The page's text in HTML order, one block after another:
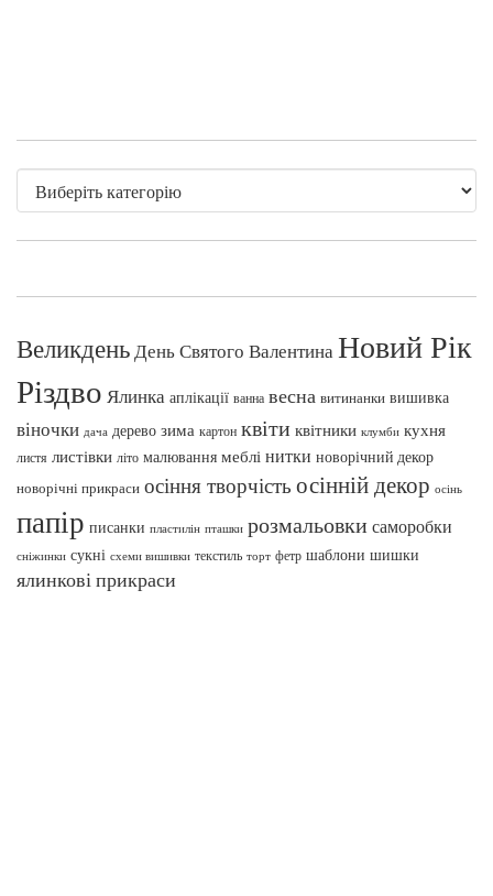
ВеликденьДень Святого ВалентинаНовий Рік
Різдво Ялинка аплікації ванна весна витинанки вишивка
віночки дача дерево зима картон квіти квітники клумби кухня
листя листівки літо малювання меблі нитки новорічний декор
новорічні прикраси осіння творчість осінній декор осінь
папір писанки пластилін пташки розмальовки саморобки
сніжинки сукні схеми вишивки текстиль торт фетр шаблони шишки
ялинкові прикраси